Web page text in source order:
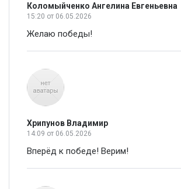
Коломыйченко Ангелина Евгеньевна
15:20 от 06.05.2026
Желаю победы!
Хрипунов Владимир
14:09 от 06.05.2026
Вперёд к победе! Верим!